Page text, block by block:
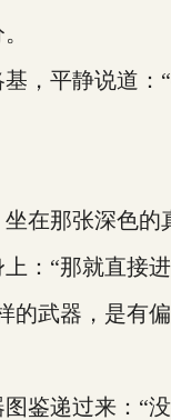
平静说道：“
那张深色的
“那就直接进
武器，是有偏
递过来：“没